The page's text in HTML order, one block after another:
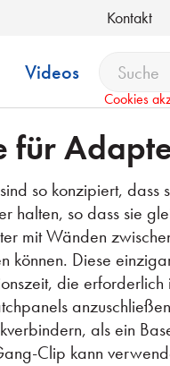
Kontakt
Videos
Cookies
für
so konzipiert, dass
halten, so dass sie
mit Wänden
können. Diese
die erforderlich
als ein
Clip kann